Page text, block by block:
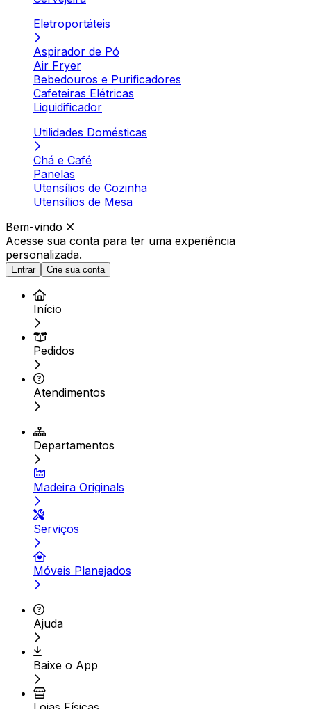
Eletroportáteis
Aspirador de Pó
Air Fryer
Bebedouros e Purificadores
Cafeteiras Elétricas
Liquidificador
Utilidades Domésticas
Chá e Café
Panelas
Utensílios de Cozinha
Utensílios de Mesa
Bem-vindo
Acesse sua conta para ter uma experiência
personalizada.
Entrar Crie sua conta
Início
Pedidos
Atendimentos
Departamentos
Madeira Originals
Serviços
Móveis Planejados
Ajuda
Baixe o App